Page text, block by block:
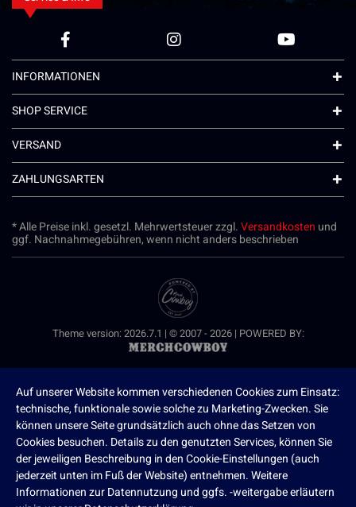
INFORMATIONEN
SHOP SERVICE
VERSAND
ZAHLUNGSARTEN
* Alle Preise inkl. gesetzl. Mehrwertsteuer zzgl.Versandkosten und
ggf. Nachnahmegebühren, wenn nicht anders beschrieben
Theme version: 2026.7.1 | © 2007 - 2026 | POWERED BY:
Auf unserer Website kommen verschiedenen Cookies zum Einsatz:
technische, funktionale sowie solche zu Marketing-Zwecken. Sie
können unsere Seite grundsätzlich auch ohne das Setzen von
Cookies besuchen. Details zu den genutzten Services, können Sie
der jeweiligen Beschreibung in den Cookie-Einstellungen (auch
jederzeit unten im Fuß der Website) entnehmen. Weitere
Informationen zur Datennutzung und ggfs. -weitergabe erläutern